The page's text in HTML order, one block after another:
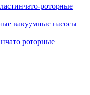
роторные
вакуумные насосы
роторные